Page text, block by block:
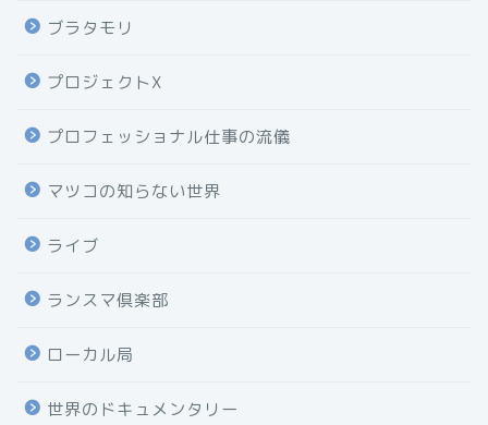
ブラタモリ
プロジェクトX
プロフェッショナル仕事の流儀
マツコの知らない世界
ライブ
ランスマ倶楽部
ローカル局
世界のドキュメンタリー